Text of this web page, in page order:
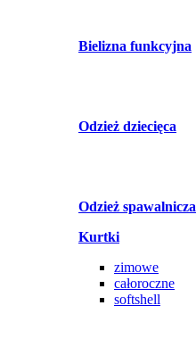
Bielizna funkcyjna
Odzież dziecięca
Odzież spawalnicza
Kurtki
zimowe
całoroczne
softshell